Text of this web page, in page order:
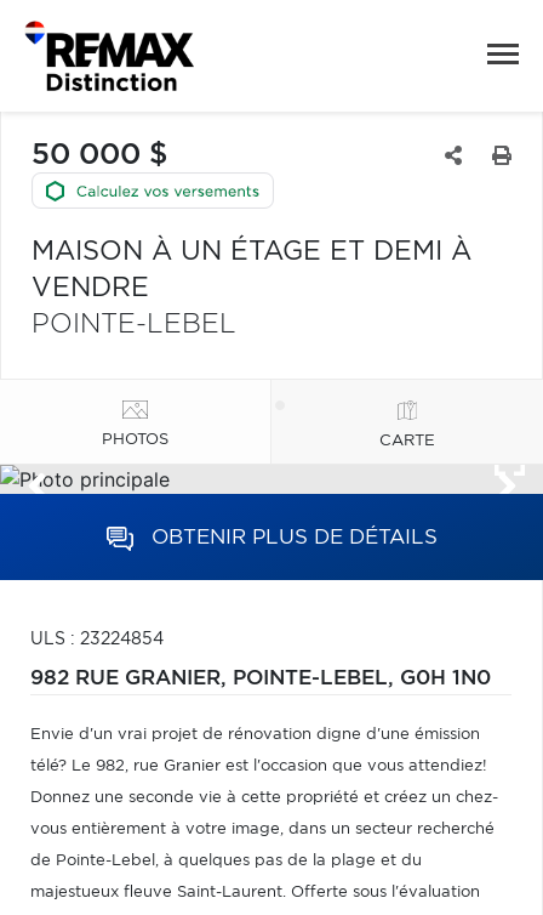
50 000 $
MAISON À UN ÉTAGE ET DEMI À
VENDRE
POINTE-LEBEL
PHOTOS CARTE
OBTENIR PLUS DE DÉTAILS
ULS : 23224854
982 RUE GRANIER, POINTE-LEBEL, G0H 1N0
Envie d'un vrai projet de rénovation digne d'une émission
télé? Le 982, rue Granier est l'occasion que vous attendiez!
Donnez une seconde vie à cette propriété et créez un chez-
vous entièrement à votre image, dans un secteur recherché
de Pointe-Lebel, à quelques pas de la plage et du
majestueux fleuve Saint-Laurent. Offerte sous l'évaluation